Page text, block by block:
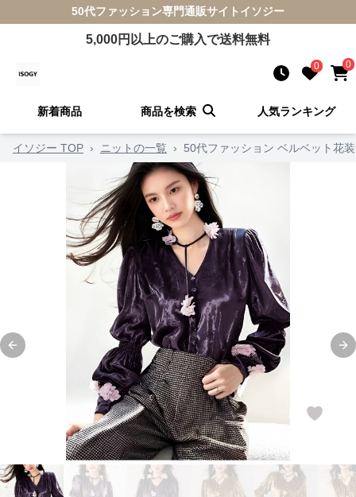
50代ファッション専門通販サイト イソジー
5,000円以上のご購入で送料無料
0 0
新着商品 商品を検索 人気ランキング
イソジー TOP › ニットの一覧 › 50代ファッション ベルベット花
Previous slide